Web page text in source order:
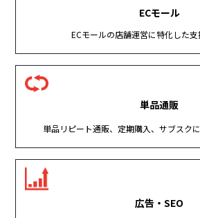
ECモール
ECモールの店舗運営に特化した
単品通販
単品リピート通販、定期購入、サブスク
広告・SEO